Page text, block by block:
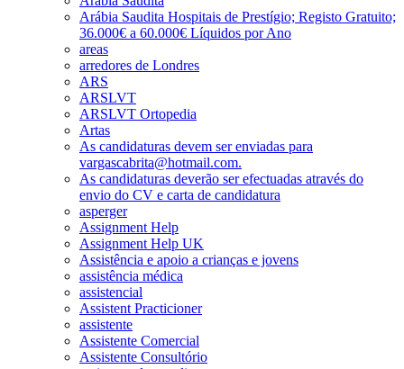
Arábia Saudita Hospitais de Prestígio; Registo Gratuito;
36.000€ a 60.000€ Líquidos por Ano
areas
arredores de Londres
ARS
ARSLVT
ARSLVT Ortopedia
Artas
As candidaturas devem ser enviadas para
vargascabrita@hotmail.com.
As candidaturas deverão ser efectuadas através do
envio do CV e carta de candidatura
asperger
Assignment Help
Assignment Help UK
Assistência e apoio a crianças e jovens
assistência médica
assistencial
Assistent Practicioner
assistente
Assistente Comercial
Assistente Consultório